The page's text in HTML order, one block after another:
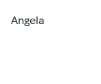
Angela